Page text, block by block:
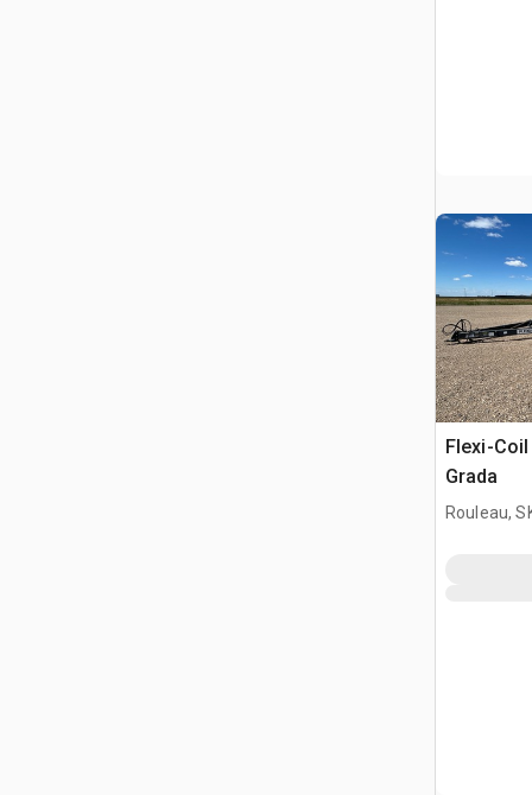
Flexi-
Grada
Rouleau,